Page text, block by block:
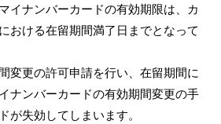
イナンバーカードの有効期限は、カ
おける在留期間満了日までとなって
変更の許可申請を行い、在留期間に
ナンバーカードの有効期間変更の手
が失効してしまいます。